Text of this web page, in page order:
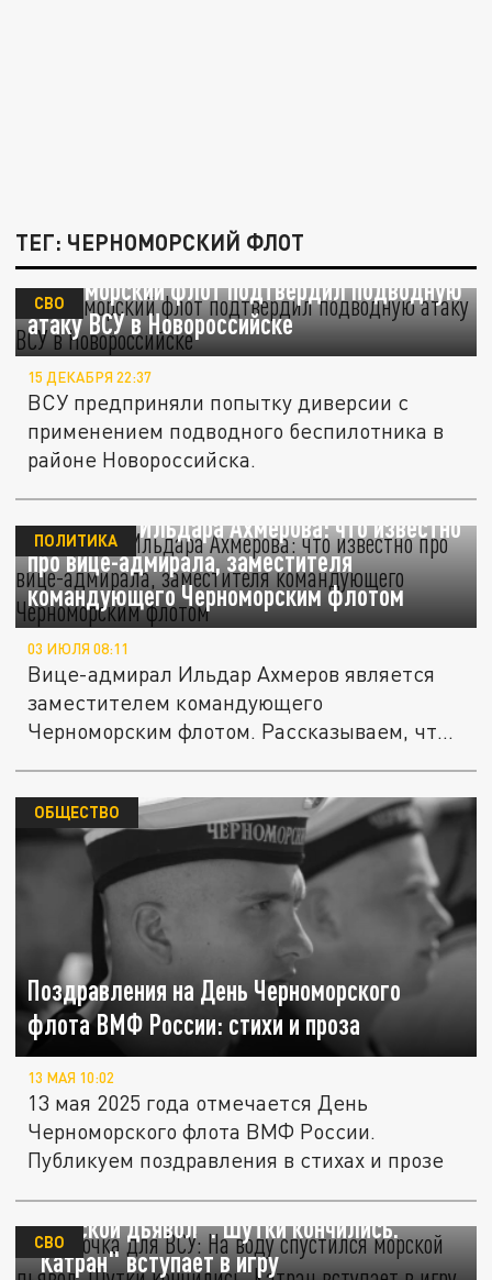
ТЕГ: ЧЕРНОМОРСКИЙ ФЛОТ
Черноморский флот подтвердил подводную
атаку ВСУ в Новороссийске
СВО
15 ДЕКАБРЯ 22:37
ВСУ предприняли попытку диверсии с
применением подводного беспилотника в
районе Новороссийска.
Биография Ильдара Ахмерова: что известно
про вице-адмирала, заместителя
командующего Черноморским флотом
ПОЛИТИКА
03 ИЮЛЯ 08:11
Вице-адмирал Ильдар Ахмеров является
заместителем командующего
Черноморским флотом. Рассказываем, что
Поздравления на День Черноморского
флота ВМФ России: стихи и проза
ОБЩЕСТВО
13 МАЯ 10:02
13 мая 2025 года отмечается День
Черноморского флота ВМФ России.
Публикуем поздравления в стихах и прозе
Ответочка для ВСУ: На воду спустился
"морской дьявол". Шутки кончились.
"Катран" вступает в игру
СВО